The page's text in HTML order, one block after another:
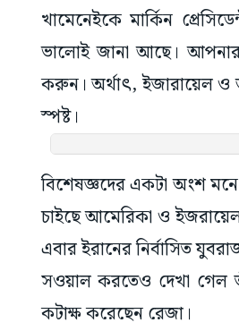
খামেনেইকে মার্কিন
ভালোই জানা আছে।
করুন। অর্থাৎ, ইজারায়েল ও
স্পষ্ট।
বিশেষজ্ঞদের একটা অংশ
চাইছে আমেরিকা ও
এবার ইরানের নির্বাসিত
সওয়াল করতেও দেখা গেল
কটাক্ষ করেছেন রেজা।